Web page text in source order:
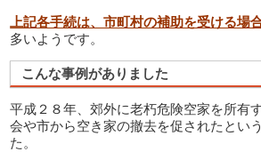
上記各手続は、市町村の補助を受ける場
多いようです。
こんな事例がありました
平成２８年、郊外に老朽危険空家を所有
会や市から空き家の撤去を促されたとい
た。